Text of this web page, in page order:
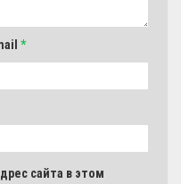
*
сайта в этом